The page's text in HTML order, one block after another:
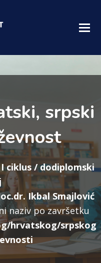
srpski
I ciklus / dodiplomski
Ikbal Smajlović
naziv po završetku
hrvatskog/srpskog